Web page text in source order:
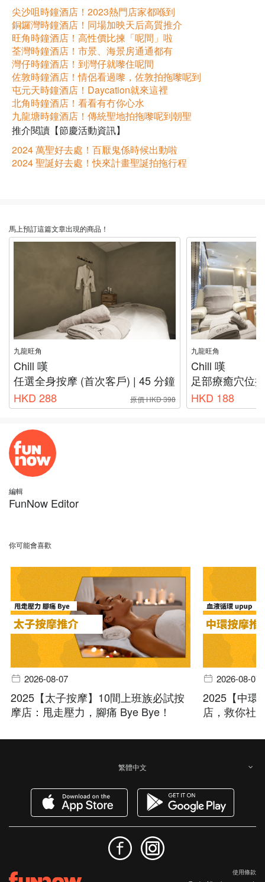
尖沙咀時鐘酒店！2023熱門店家都喺到
銅鑼灣時鐘酒店！同場加映天后高質推介
旺角時鐘酒店！高性價比揀「呢間」啦
荃灣時鐘酒店！市景、海景房通通都有
灣仔時鐘酒店！到灣仔就嚟住呢間
佐敦時鐘酒店！情侶看過嚟，佐敦拍拖嚟呢到
屯元天時鐘酒店！Daycation就來這裡
北角時鐘酒店！看看有冇你心水
九龍塘時鐘酒店！傳統聖地拍拖嚟呢到朝聖
推介閱讀【節慶活動資訊】
2024 萬聖好去處！百厭鬼係時候出動啦
2024 聖誕好去處！快來計畫聖誕拍拖行程
馬上預訂這篇文章出現的商品！
九龍旺角
Chill 嘆
任選全身按摩 (首次客戶) | 45 分鐘
原價 HKD 398
HKD 288
九龍旺角
Chill 嘆
足部療癒穴位按摩
HKD 188
編輯
FunNow Editor
你可能會喜歡
2026-08-07
2025【太子按摩】10間上班族必試按
摩店：甩走壓力，腳痛 Bye Bye！
2026-08-07
2025【中環
店，救你社
繁體中文
使用條款